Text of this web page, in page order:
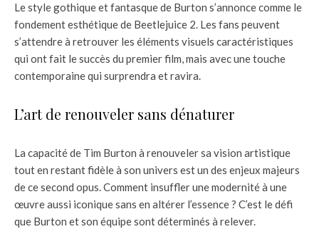
Le style gothique et fantasque de Burton s’annonce comme le
fondement esthétique de Beetlejuice 2. Les fans peuvent
s’attendre à retrouver les éléments visuels caractéristiques
qui ont fait le succès du premier film, mais avec une touche
contemporaine qui surprendra et ravira.
L’art de renouveler sans dénaturer
La capacité de Tim Burton à renouveler sa vision artistique
tout en restant fidèle à son univers est un des enjeux majeurs
de ce second opus. Comment insuffler une modernité à une
œuvre aussi iconique sans en altérer l’essence ? C’est le défi
que Burton et son équipe sont déterminés à relever.